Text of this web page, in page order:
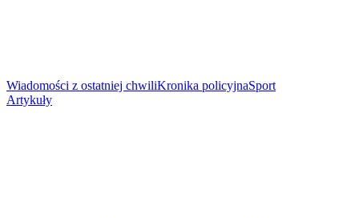
Wiadomości z ostatniej chwiliKronika policyjnaSport
Artykuły